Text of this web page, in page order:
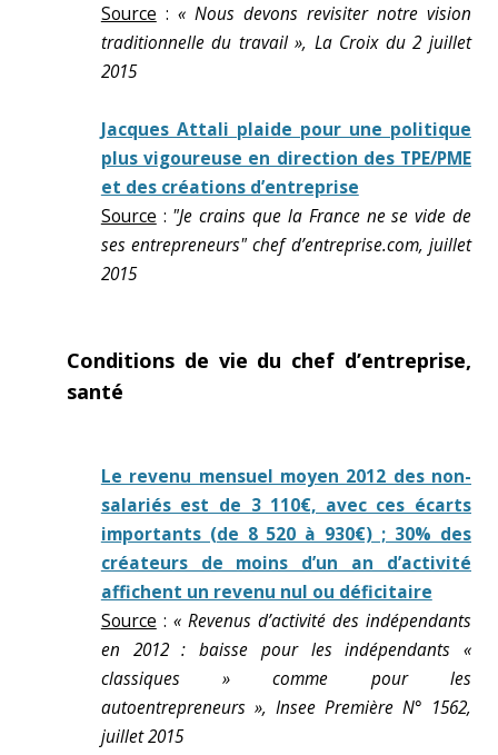
Source : « Nous devons revisiter notre vision
traditionnelle du travail », La Croix du 2 juillet
2015
Jacques Attali plaide pour une politique
plus vigoureuse en direction des TPE/PME
et des créations d’entreprise
Source : "Je crains que la France ne se vide de
ses entrepreneurs" chef d’entreprise.com, juillet
2015
Conditions de vie du chef d’entreprise,
santé
Le revenu mensuel moyen 2012 des non-
salariés est de 3 110€, avec ces écarts
importants (de 8 520 à 930€) ; 30% des
créateurs de moins d’un an d’activité
affichent un revenu nul ou déficitaire
Source : « Revenus d’activité des indépendants
en 2012 : baisse pour les indépendants «
classiques » comme pour les
autoentrepreneurs », Insee Première N° 1562,
juillet 2015